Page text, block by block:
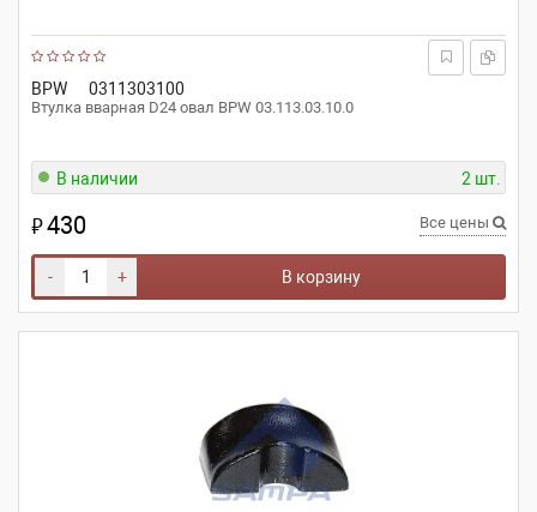
BPW 0311303100
Втулка вварная D24 овал BPW 03.113.03.10.0
В наличии 2 шт.
₽430 Все цены
- + В корзину